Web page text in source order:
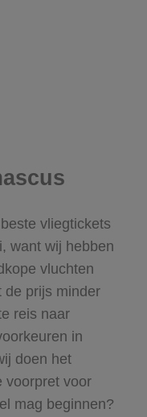
vliegtickets
want wij hebben
vluchten
de prijs minder
reis naar
in
doen het
voorpret voor
mag beginnen?